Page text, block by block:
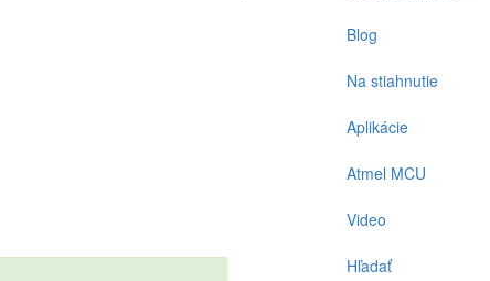
Blog
Na stiahnutie
Aplikácie
Atmel MCU
Video
Hľadať